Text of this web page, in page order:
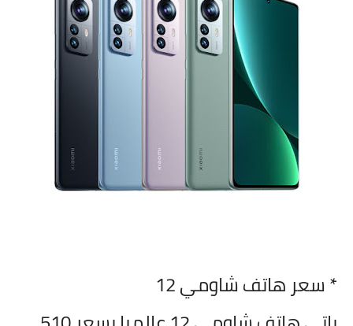
* سعر هاتفشاومي 12